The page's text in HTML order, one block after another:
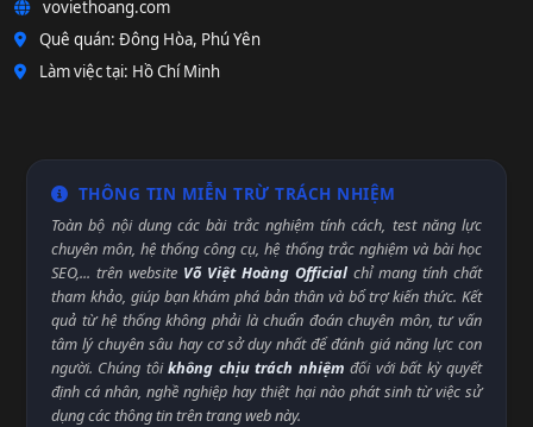
voviethoang.com
Quê quán: Đông Hòa, Phú Yên
Làm việc tại: Hồ Chí Minh
THÔNG TIN MIỄN TRỪ TRÁCH NHIỆM
Toàn bộ nội dung các bài trắc nghiệm tính cách, test năng lực
chuyên môn, hệ thống công cụ, hệ thống trắc nghiệm và bài học
SEO,... trên website Võ Việt Hoàng Official chỉ mang tính chất
tham khảo, giúp bạn khám phá bản thân và bổ trợ kiến thức. Kết
quả từ hệ thống không phải là chuẩn đoán chuyên môn, tư vấn
tâm lý chuyên sâu hay cơ sở duy nhất để đánh giá năng lực con
người. Chúng tôikhông chịu trách nhiệm đối với bất kỳ quyết
định cá nhân, nghề nghiệp hay thiệt hại nào phát sinh từ việc sử
dụng các thông tin trên trang web này.